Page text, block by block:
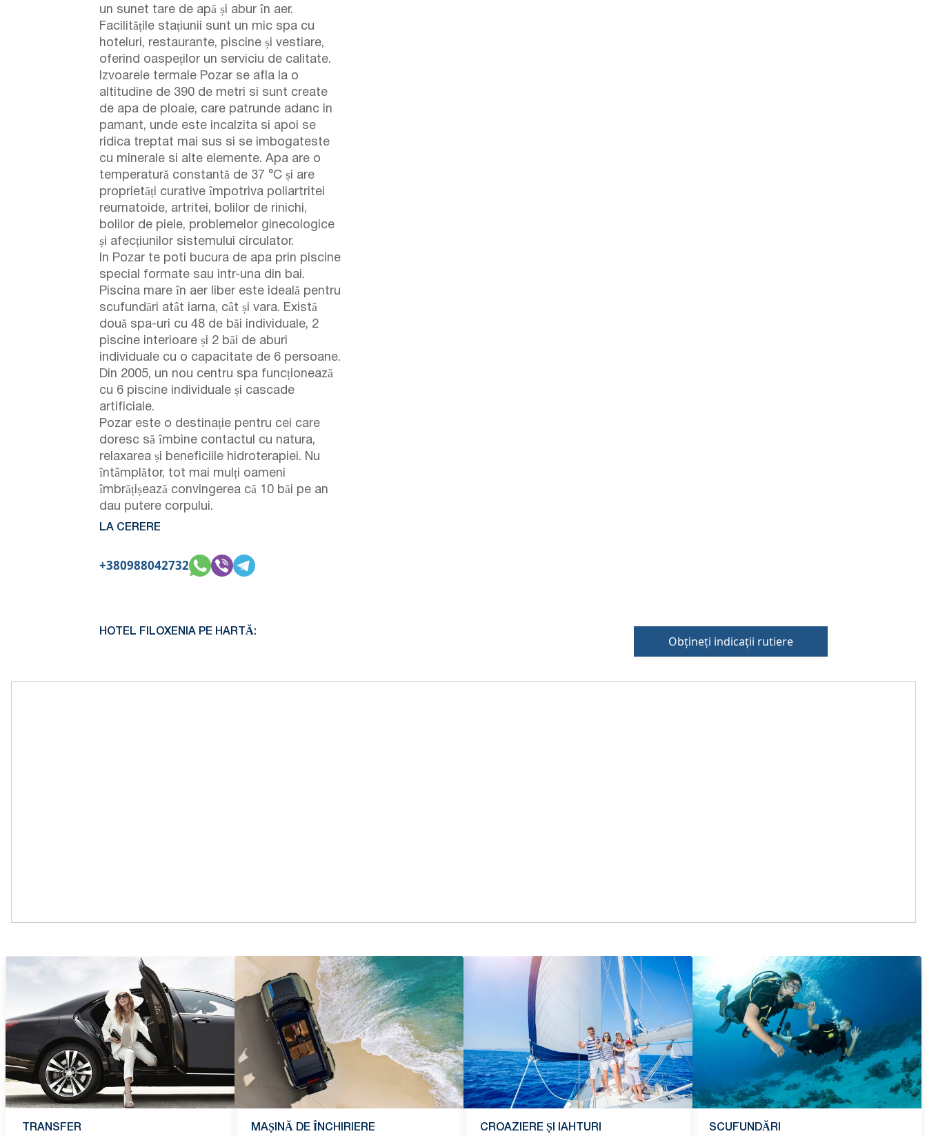
un sunet tare de apă și abur în aer.
Facilitățile stațiunii sunt un mic spa cu
hoteluri, restaurante, piscine și vestiare,
oferind oaspeților un serviciu de calitate.
Izvoarele termale Pozar se afla la o
altitudine de 390 de metri si sunt create
de apa de ploaie, care patrunde adanc in
pamant, unde este incalzita si apoi se
ridica treptat mai sus si se imbogateste
cu minerale si alte elemente. Apa are o
temperatură constantă de 37 °C și are
proprietăți curative împotriva poliartritei
reumatoide, artritei, bolilor de rinichi,
bolilor de piele, problemelor ginecologice
și afecțiunilor sistemului circulator.
In Pozar te poti bucura de apa prin piscine
special formate sau intr-una din bai.
Piscina mare în aer liber este ideală pentru
scufundări atât iarna, cât și vara. Există
două spa-uri cu 48 de băi individuale, 2
piscine interioare și 2 băi de aburi
individuale cu o capacitate de 6 persoane.
Din 2005, un nou centru spa funcționează
cu 6 piscine individuale și cascade
artificiale.
Pozar este o destinație pentru cei care
doresc să îmbine contactul cu natura,
relaxarea și beneficiile hidroterapiei. Nu
întâmplător, tot mai mulți oameni
îmbrățișează convingerea că 10 băi pe an
dau putere corpului.
LA CERERE
+380988042732
HOTEL FILOXENIA PE HARTĂ:
Obțineți indicații rutiere
TRANSFER MAȘINĂ DE ÎNCHIRIERE CROAZIERE ȘI IAHTURI SCUFUNDĂRI